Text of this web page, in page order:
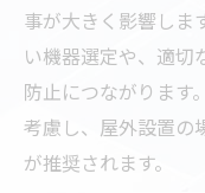
事が大きく影響しま
い機器選定や、適切
防止につながります
考慮し、屋外設置の
が推奨されます。